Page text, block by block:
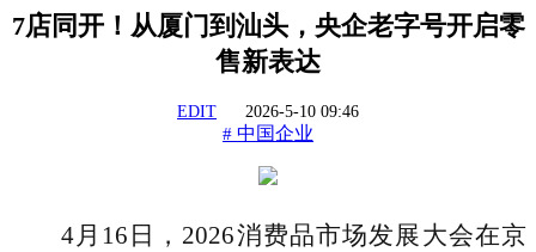
7店同开！从厦门到汕头，央企老字号开启零
售新表达
EDIT 2026-5-10 09:46
# 中国企业
4月16日，2026消费品市场发展大会在京